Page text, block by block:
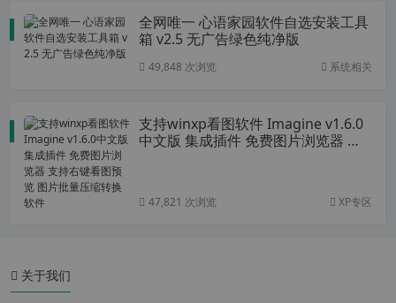
全网唯一 心语家园软件自选安装工具
箱 v2.5 无广告绿色纯净版
49,848 次浏览 系统相关
支持winxp看图软件 Imagine v1.6.0
中文版 集成插件 免费图片浏览器 支
47,821 次浏览 XP专区
关于我们